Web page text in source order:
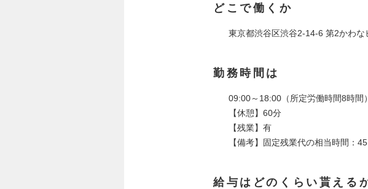
どこで働くか
東京都渋谷区渋谷2-14-6 第2かわな
勤務時間は
09:00～18:00（所定労働時間8時間）
【休憩】60分
【残業】有
【備考】固定残業代の相当時間：
給与はどのくらい貰える